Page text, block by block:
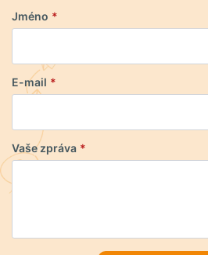
Jméno *
E-mail *
Vaše zpráva *